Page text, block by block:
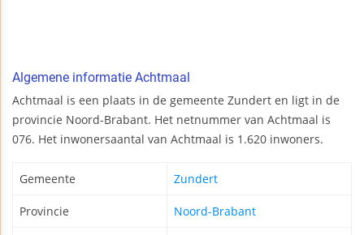
Algemene informatie Achtmaal
Achtmaal is een plaats in de gemeente Zundert en ligt in de
provincie Noord-Brabant. Het netnummer van Achtmaal is
076. Het inwonersaantal van Achtmaal is 1.620 inwoners.
Gemeente Zundert
Provincie Noord-Brabant